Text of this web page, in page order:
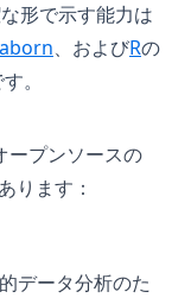
形で示す能力は
、およびRの
。
ープンソースの
ります：
データ分析のた